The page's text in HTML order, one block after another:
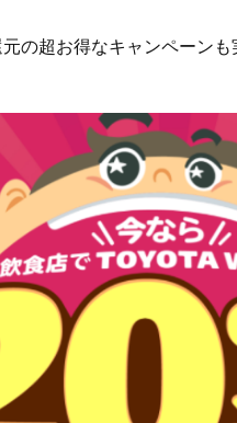
の超お得なキャンペーン